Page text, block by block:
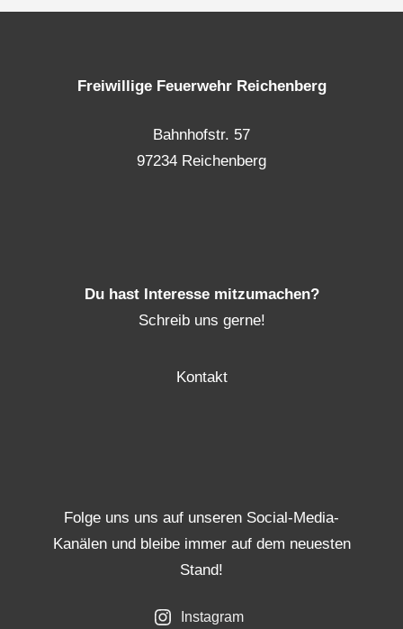
Freiwillige Feuerwehr Reichenberg
Bahnhofstr. 57
97234 Reichenberg
Du hast Interesse mitzumachen?
Schreib uns gerne!
Kontakt
Folge uns uns auf unseren Social-Media-
Kanälen und bleibe immer auf dem neuesten
Stand!
Instagram